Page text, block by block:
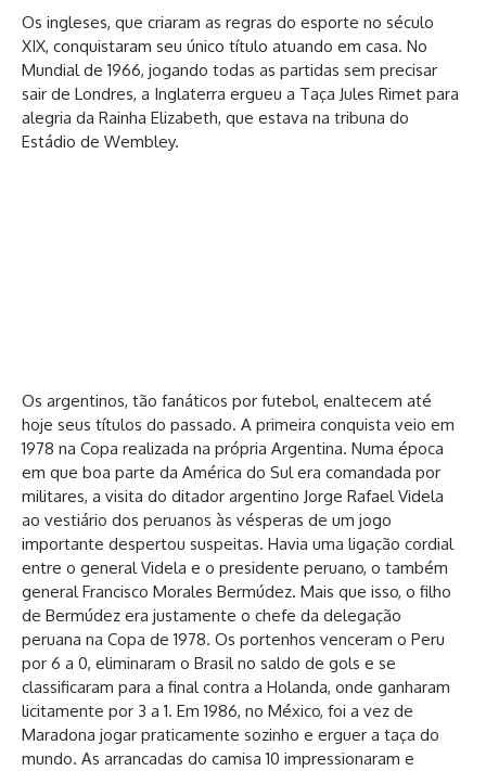
Os ingleses, que criaram as regras do esporte no século
XIX, conquistaram seu único título atuando em casa. No
Mundial de 1966, jogando todas as partidas sem precisar
sair de Londres, a Inglaterra ergueu a Taça Jules Rimet para
alegria da Rainha Elizabeth, que estava na tribuna do
Estádio de Wembley.
Os argentinos, tão fanáticos por futebol, enaltecem até
hoje seus títulos do passado. A primeira conquista veio em
1978 na Copa realizada na própria Argentina. Numa época
em que boa parte da América do Sul era comandada por
militares, a visita do ditador argentino Jorge Rafael Videla
ao vestiário dos peruanos às vésperas de um jogo
importante despertou suspeitas. Havia uma ligação cordial
entre o general Videla e o presidente peruano, o também
general Francisco Morales Bermúdez. Mais que isso, o filho
de Bermúdez era justamente o chefe da delegação
peruana na Copa de 1978. Os portenhos venceram o Peru
por 6 a 0, eliminaram o Brasil no saldo de gols e se
classificaram para a final contra a Holanda, onde ganharam
licitamente por 3 a 1. Em 1986, no México, foi a vez de
Maradona jogar praticamente sozinho e erguer a taça do
mundo. As arrancadas do camisa 10 impressionaram e